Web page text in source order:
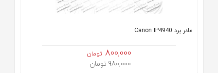
مادر برد Canon IP4940
800,000 تومان
980,000 تومان